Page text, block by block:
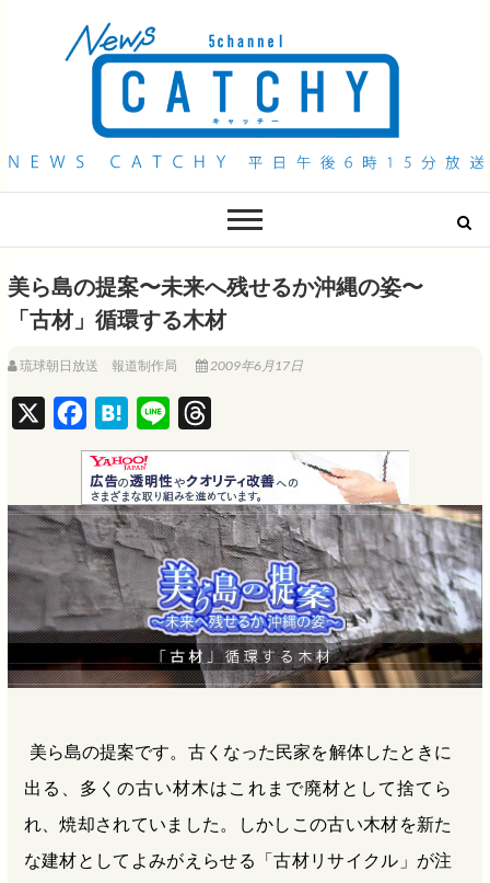
QAB NEWS Headline
美ら島の提案〜未来へ残せるか沖縄の姿〜
「古材」循環する木材
琉球朝日放送 報道制作局 2009年6月17日
a
c
e
b
o
o
k
H
a
t
e
n
a
i
n
e
h
r
e
a
d
s
美ら島の提案です。古くなった民家を解体したときに
出る、多くの古い材木はこれまで廃材として捨てら
れ、焼却されていました。しかしこの古い木材を新た
な建材としてよみがえらせる「古材リサイクル」が注